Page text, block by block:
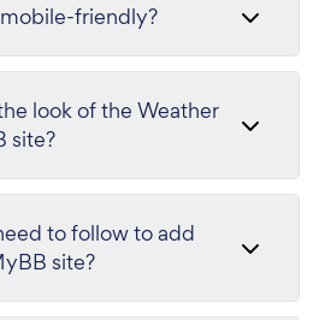
friendly?
look of the Weather
site?
to follow to add
site?